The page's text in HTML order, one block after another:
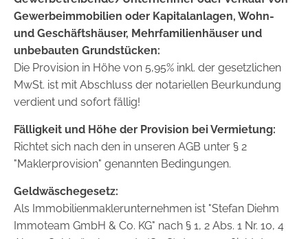
Gewerbeimmobilien oder Kapitalanlagen, Wohn-
und Geschäftshäuser, Mehrfamilienhäuser und
unbebauten Grundstücken:
Die Provision in Höhe von 5,95% inkl. der gesetzlichen
MwSt. ist mit Abschluss der notariellen Beurkundung
verdient und sofort fällig!
Fälligkeit und Höhe der Provision bei Vermietung:
Richtet sich nach den in unseren AGB unter § 2
"Maklerprovision" genannten Bedingungen.
Geldwäschegesetz:
Als Immobilienmaklerunternehmen ist "Stefan Diehm
Immoteam GmbH & Co. KG" nach § 1, 2 Abs. 1 Nr. 10, 4